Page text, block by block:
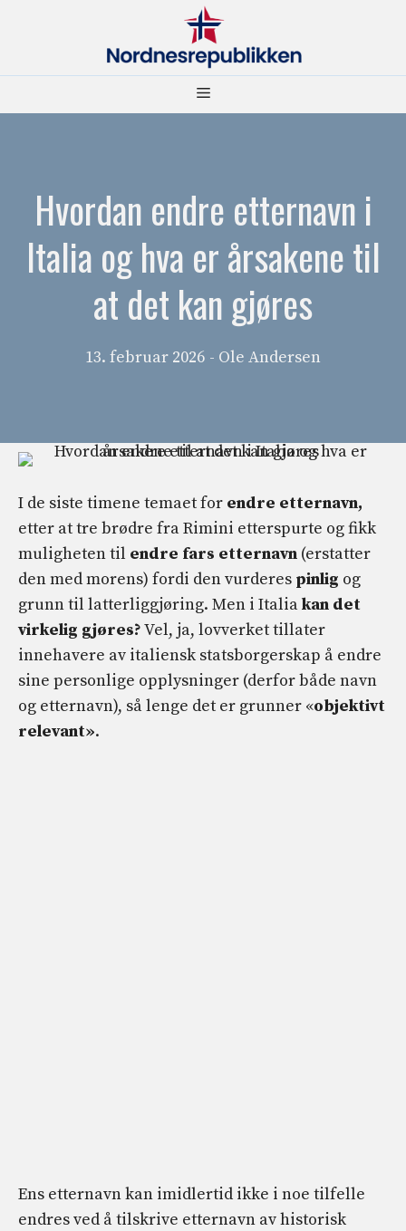
Meny
Hvordan endre etternavn i
Italia og hva er årsakene til
at det kan gjøres
13. februar 2026 - Ole Andersen
I de siste timene temaet for endre etternavn,
etter at tre brødre fra Rimini etterspurte og fikk
muligheten til endre fars etternavn (erstatter
den med morens) fordi den vurderes pinlig og
grunn til latterliggjøring. Men i Italiakan det
virkelig gjøres?Vel, ja, lovverket tillater
innehavere av italiensk statsborgerskap å endre
sine personlige opplysninger (derfor både navn
og etternavn), så lenge det er grunner «objektivt
relevant».
Ens etternavn kan imidlertid ikke i noe tilfelle
endres ved å tilskrive etternavn av historisk